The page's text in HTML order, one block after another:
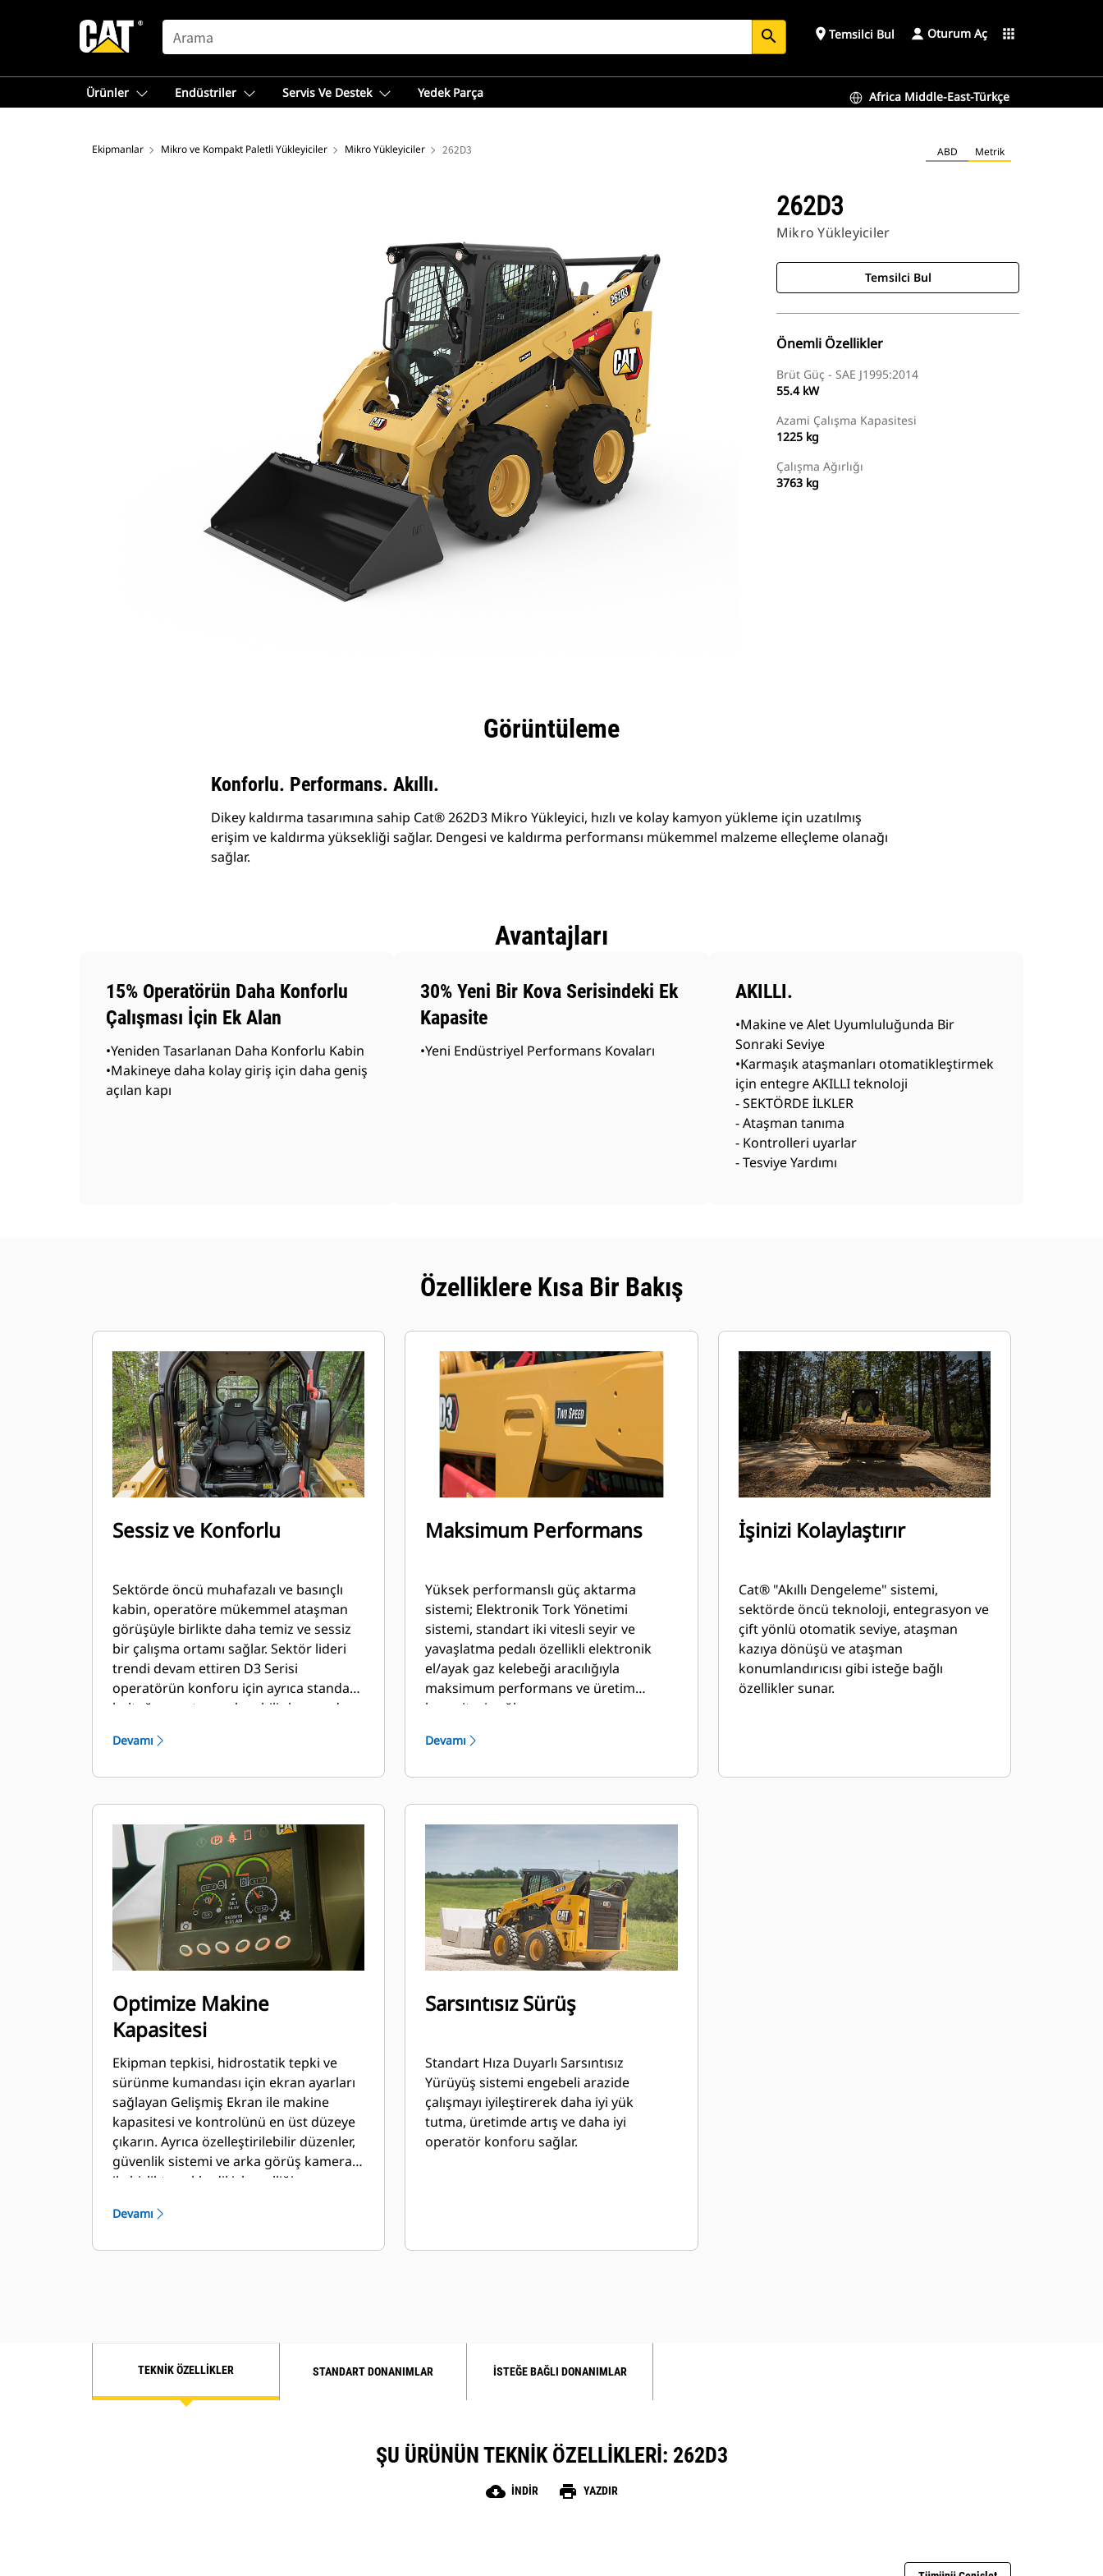
SEARCH search place Temsilci Bul Oturum Aç apps
Ürünler Endüstriler Servis Ve Destek Yedek Parça Africa Middle-East-Türkçe
Ekipmanlar Mikro ve Kompakt Paletli Yükleyiciler Mikro Yükleyiciler 262D3 ABD Metrik
262D3
Mikro Yükleyiciler
Temsilci Bul
Önemli Özellikler
Brüt Güç - SAE J1995:2014
55.4 kW
Azami Çalışma Kapasitesi
1225 kg
Çalışma Ağırlığı
3763 kg
Görüntüleme
Konforlu. Performans. Akıllı.
Dikey kaldırma tasarımına sahip Cat® 262D3 Mikro Yükleyici, hızlı ve kolay kamyon yükleme için uzatılmış
erişim ve kaldırma yüksekliği sağlar. Dengesi ve kaldırma performansı mükemmel malzeme elleçleme olanağı
sağlar.
Avantajları
15% Operatörün Daha Konforlu
Çalışması İçin Ek Alan
•Yeniden Tasarlanan Daha Konforlu Kabin
•Makineye daha kolay giriş için daha geniş
açılan kapı
30% Yeni Bir Kova Serisindeki Ek
Kapasite
•Yeni Endüstriyel Performans Kovaları
AKILLI.
•Makine ve Alet Uyumluluğunda Bir
Sonraki Seviye
•Karmaşık ataşmanları otomatikleştirmek
için entegre AKILLI teknoloji
- SEKTÖRDE İLKLER
- Ataşman tanıma
- Kontrolleri uyarlar
- Tesviye Yardımı
Özelliklere Kısa Bir Bakış
Sessiz ve Konforlu
Sektörde öncü muhafazalı ve basınçlı
kabin, operatöre mükemmel ataşman
görüşüyle birlikte daha temiz ve sessiz
bir çalışma ortamı sağlar. Sektör lideri
trendi devam ettiren D3 Serisi
operatörün konforu için ayrıca standart,
koltuğa monte ayarlanabilir kumanda
Devamı
Maksimum Performans
Yüksek performanslı güç aktarma
sistemi; Elektronik Tork Yönetimi
sistemi, standart iki vitesli seyir ve
yavaşlatma pedalı özellikli elektronik
el/ayak gaz kelebeği aracılığıyla
maksimum performans ve üretim
kapasitesi sağlar.
Devamı
İşinizi Kolaylaştırır
Cat® "Akıllı Dengeleme" sistemi,
sektörde öncü teknoloji, entegrasyon ve
çift yönlü otomatik seviye, ataşman
kazıya dönüşü ve ataşman
konumlandırıcısı gibi isteğe bağlı
özellikler sunar.
Optimize Makine
Kapasitesi
Ekipman tepkisi, hidrostatik tepki ve
sürünme kumandası için ekran ayarları
sağlayan Gelişmiş Ekran ile makine
kapasitesi ve kontrolünü en üst düzeye
çıkarın. Ayrıca özelleştirilebilir düzenler,
güvenlik sistemi ve arka görüş kamerası
ile birlikte çoklu dil işlevselliği
Devamı
Sarsıntısız Sürüş
Standart Hıza Duyarlı Sarsıntısız
Yürüyüş sistemi engebeli arazide
çalışmayı iyileştirerek daha iyi yük
tutma, üretimde artış ve daha iyi
operatör konforu sağlar.
TEKNIK ÖZELLIKLER STANDART DONANIMLAR İSTEĞE BAĞLI DONANIMLAR
ŞU ÜRÜNÜN TEKNIK ÖZELLIKLERI: 262D3
cloud_download İNDIR print YAZDIR